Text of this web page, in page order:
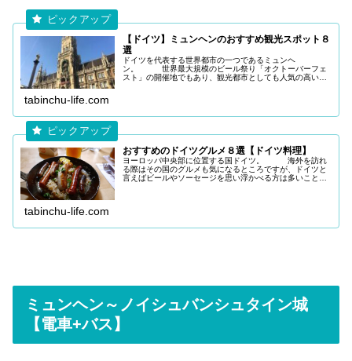
【ドイツ】ミュンヘンのおすすめ観光スポット８
選
ドイツを代表する世界都市の一つであるミュンヘ
ン。 世界最大規模のビール祭り「オクトーバーフェ
スト」の開催地でもあり、観光都市としても人気の高い町
tabinchu-life.com
おすすめのドイツグルメ８選【ドイツ料理】
ヨーロッパ中央部に位置する国ドイツ。 海外を訪れ
る際はその国のグルメも気になるところですが、ドイツと
言えばビールやソーセージを思い浮かべる方は多いことで
tabinchu-life.com
ミュンヘン～ノイシュバンシュタイン城
【電車+バス】